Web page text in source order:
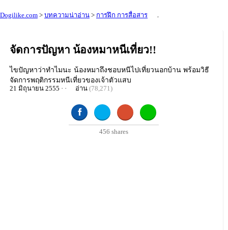
Dogilike.com > บทความน่าอ่าน > การฝึก การสื่อสาร
จัดการปัญหา น้องหมาหนีเที่ยว!!
ไขปัญหาว่าทำไมนะ น้องหมาถึงชอบหนีไปเที่ยวนอกบ้าน พร้อมวิธี
จัดการพฤติกรรมหนีเที่ยวของเจ้าตัวแสบ
21 มิถุนายน 2555 · ·
อ่าน (78,271)
456 shares